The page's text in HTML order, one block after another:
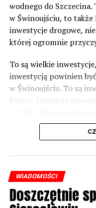
wodnego do
w Świnoujściu, to
inwestycje drogowe,
której ogromnie
To są wielkie
inwestycją powinien
w Świnoujściu. To są
Polsce. Dzisiaj ta
odblokowania CPK.
wykorzystać wspaniały
o którym śp. Lech
racją stanu. Warto
czerwca, bo w
WIADOMOŚCI
Doszczętnie